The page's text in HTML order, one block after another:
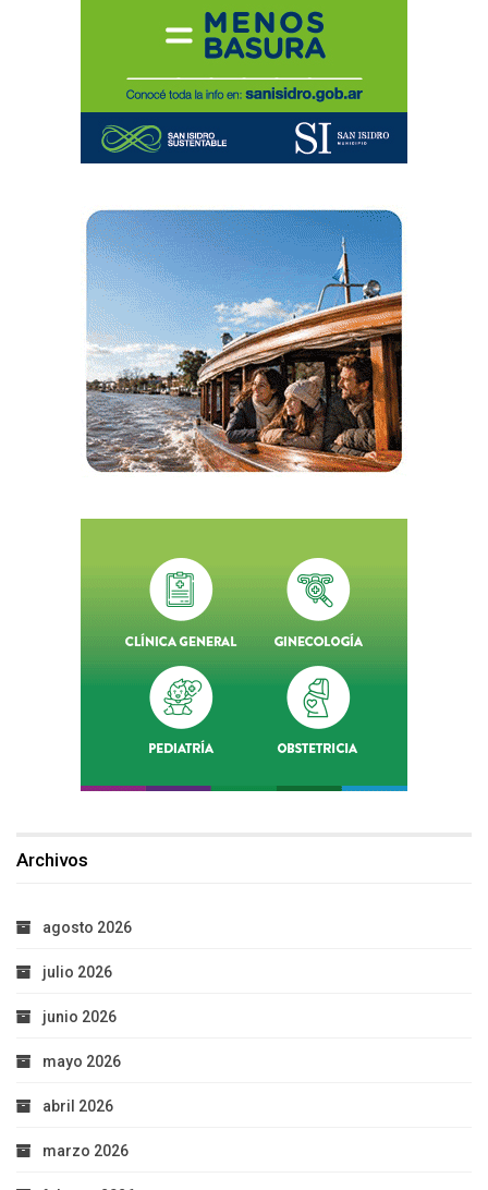
Archivos
agosto 2026
julio 2026
junio 2026
mayo 2026
abril 2026
marzo 2026